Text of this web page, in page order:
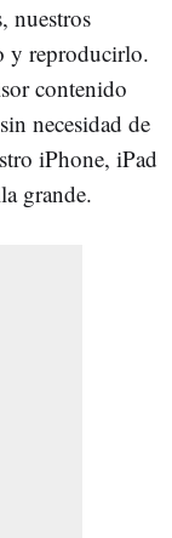
nuestros
y reproducirlo.
contenido
necesidad de
iPhone, iPad
grande.